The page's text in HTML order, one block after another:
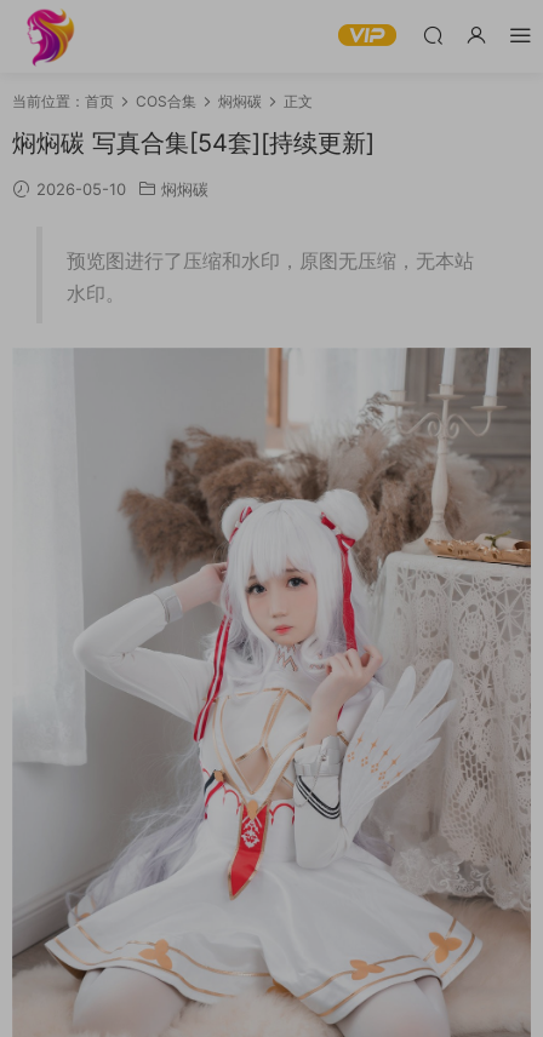
当前位置： 首页 COS合集 焖焖碳 正文
焖焖碳 写真合集[54套][持续更新]
2026-05-10 焖焖碳
预览图进行了压缩和水印，原图无压缩，无本站
水印。